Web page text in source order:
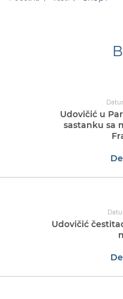
Udovičić u
sastanku sa
Udovičić